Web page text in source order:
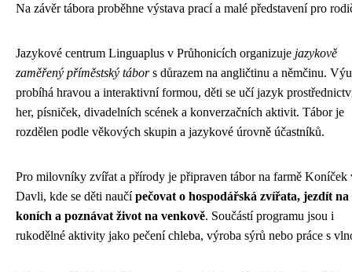
Na závěr tábora proběhne výstava prací a malé představení pro
Jazykové centrum Linguaplus v Průhonicích organizuje jazykově
zaměřený příměstský tábors důrazem na angličtinu a němčinu.
probíhá hravou a interaktivní formou, děti se učí jazyk
her, písniček, divadelních scének a konverzačních aktivit. Tábor je
rozdělen podle věkových skupin a jazykové úrovně účastníků.
Pro milovníky zvířat a přírody je připraven tábor na farmě Koníček
Davli, kde se děti naučípečovat o hospodářská zvířata, jezdít na
koních a poznávat život na venkově. Součástí programu jsou i
rukodělné aktivity jako pečení chleba, výroba sýrů nebo práce s